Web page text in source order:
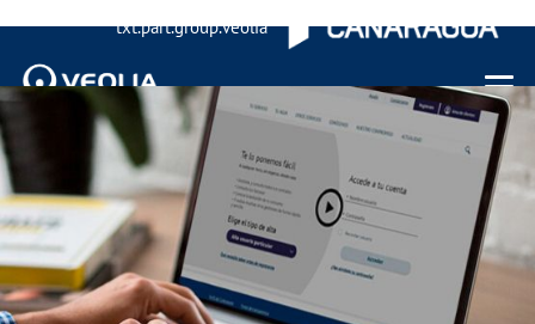
txt.part.group.veolia
Menu